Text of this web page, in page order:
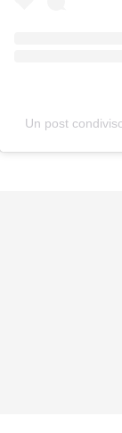
Un post